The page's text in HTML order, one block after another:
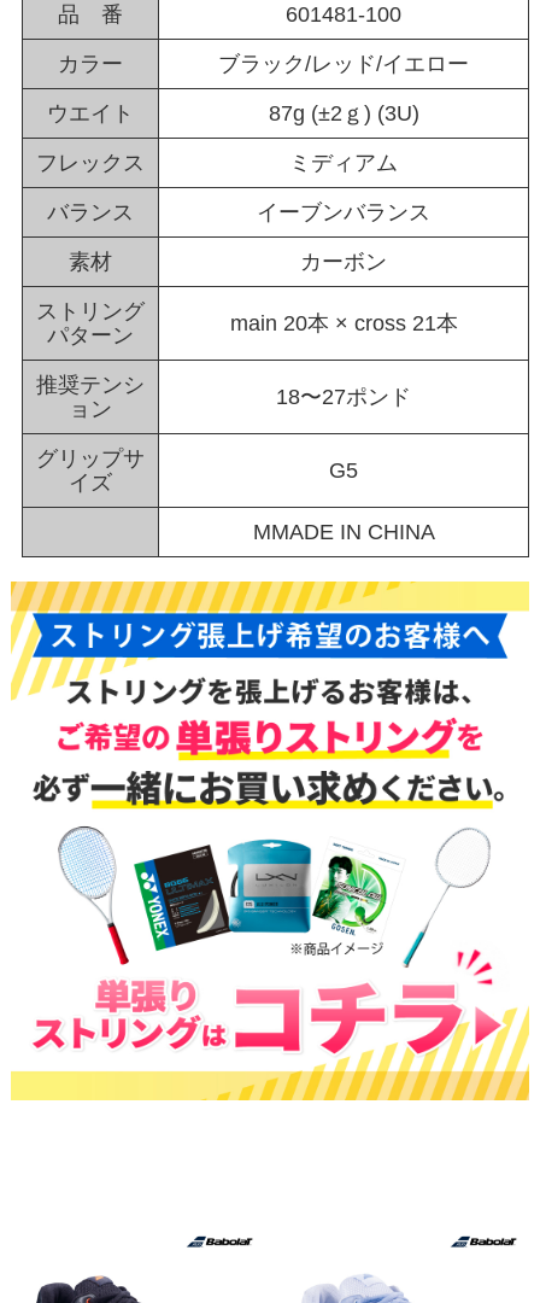
品 番 601481-100
カラー ブラック/レッド/イエロー
ウエイト 87g (±2ｇ) (3U)
フレックス ミディアム
バランス イーブンバランス
素材 カーボン
ストリング
パターン
main 20本 × cross 21本
推奨テンシ
ョン
18〜27ポンド
グリップサ
イズ
G5
MMADE IN CHINA